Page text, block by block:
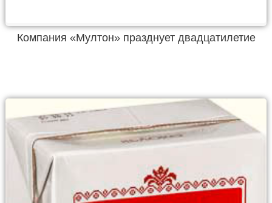
Компания «Мултон» празднует двадцатилетие